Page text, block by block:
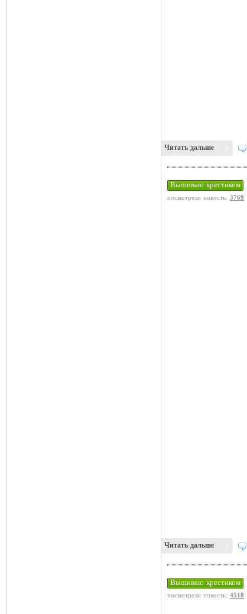
Читать дальше
Вышиваю крестиком
посмотрели новость: 3769
Читать дальше
Вышиваю крестиком
посмотрели новость: 4518